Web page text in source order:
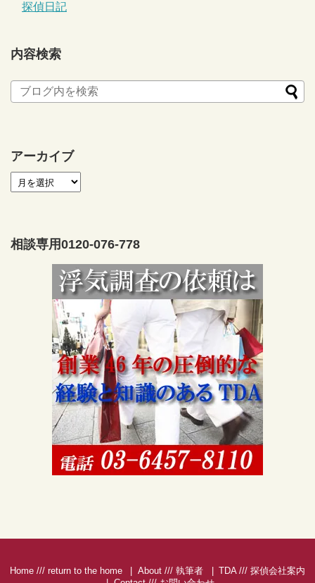
探偵日記
内容検索
アーカイブ
相談専用0120-076-778
Home /// return to the home About /// 執筆者
TDA /// 探偵会社案内